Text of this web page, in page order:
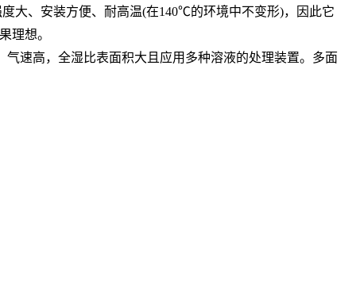
大、安装方便、耐高温(在140℃的环境中不变形)，因此它
理想。
速高，全湿比表面积大且应用多种溶液的处理装置。多面